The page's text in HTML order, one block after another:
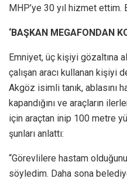
MHP’ye 30 yıl hizmet ettim.
‘BAŞKAN MEGAFONDAN
Emniyet, üç kişiyi gözaltına
çalışan aracı kullanan kişiyi
Akgöz isimli tanık, ablasını
kapandığını ve araçların
için araçtan inip 100 metre
şunları anlattı:
“Görevlilere hastam
söyledim. Daha sona belediye